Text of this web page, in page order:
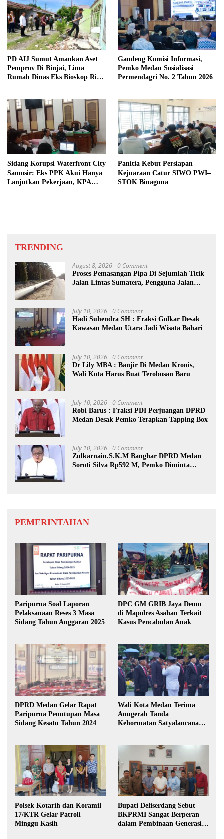
PD AIJ Sumut Amankan Aset
Pemprov Di Binjai, Lima
Rumah Dinas Eks Bioskop Ria
Gandeng Komisi Informasi,
Pemko Medan Sosialisasi
Permendagri No. 2 Tahun 2026
Sidang Korupsi Waterfront City
Samosir: Eks PPK Akui Hanya
Lanjutkan Pekerjaan, KPA
Panitia Kebut Persiapan
Kejuaraan Catur SIWO PWI–
STOK Binaguna
TRENDING
August 8, 2026 0 Comment
Proses Pemasangan Pipa Di Sejumlah Titik
Jalan Lintas Sumatera, Pengguna Jalan
July 10, 2026 0 Comment
Hadi Suhendra SH : Fraksi Golkar Desak
Kawasan Medan Utara Jadi Wisata Bahari
July 10, 2026 0 Comment
Dr Lily MBA : Banjir Di Medan Kronis,
Wali Kota Harus Buat Terobosan Baru
July 10, 2026 0 Comment
Robi Barus : Fraksi PDI Perjuangan DPRD
Medan Desak Pemko Terapkan Tapping Box
July 10, 2026 0 Comment
Zulkarnain.S.K.M Banghar DPRD Medan
Soroti Silva Rp592 M, Pemko Diminta
PEMERINTAHAN
Paripurna Soal Laporan
Pelaksanaan Reses 3 Masa
Sidang Tahun Anggaran 2025
DPC GM GRIB Jaya Demo
di Mapolres Asahan Terkait
Kasus Pencabulan Anak
DPRD Medan Gelar Rapat
Paripurna Penutupan Masa
Sidang Kesatu Tahun 2024
Wali Kota Medan Terima
Anugerah Tanda
Kehormatan Satyalancana
Polsek Kotarih dan Koramil
17/KTR Gelar Patroli
Minggu Kasih
Bupati Deliserdang Sebut
BKPRMI Sangat Berperan
dalam Pembinaan Generasi